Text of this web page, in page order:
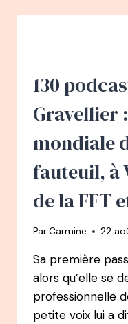
KIGER
DE
130
Gravellier
mondiale
fauteuil, à
de la FFT
ParCarmine 22
Sa première
alors qu’elle se
professionnelle
petite voix lui a